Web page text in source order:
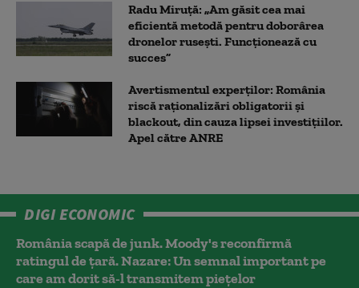
Radu Miruță: „Am găsit cea mai
eficientă metodă pentru doborârea
dronelor rusești. Funcționează cu
succes”
Avertismentul experților: România
riscă raționalizări obligatorii și
blackout, din cauza lipsei investițiilor.
Apel către ANRE
DIGI ECONOMIC
România scapă de junk. Moody's reconfirmă
ratingul de țară. Nazare: Un semnal important pe
care am dorit să-l transmitem piețelor